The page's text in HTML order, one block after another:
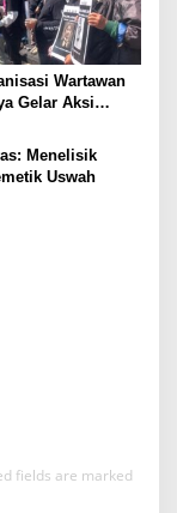
Wartawan
Gelar Aksi
Menelisik
Uswah
fields are marked